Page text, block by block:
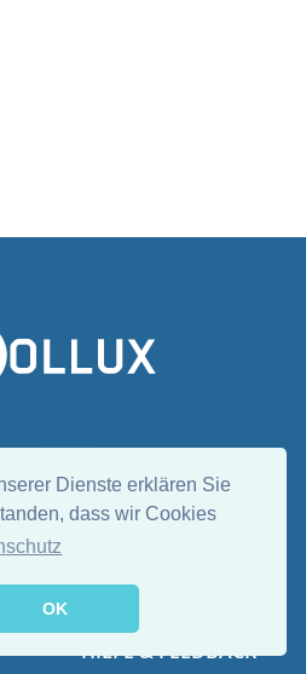
Dienste erklären Sie
dass wir Cookies
OK
HILFE & FEEDBACK
EN